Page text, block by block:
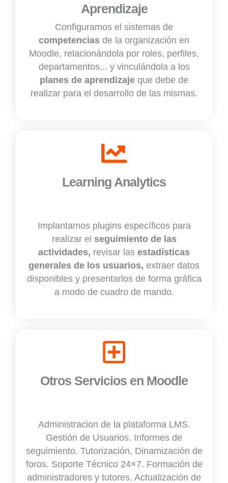
Aprendizaje
Configuramos el sistemas de
competencias de la organización en
Moodle, relacionándola por roles, perfiles,
departamentos,.. y vinculándola a los
planes de aprendizaje que debe de
realizar para el desarrollo de las mismas.
Learning Analytics
Implantamos plugins específicos para
realizar el seguimiento de las
actividades, revisar las estadísticas
generales de los usuarios, extraer datos
disponibles y presentarlos de forma gráfica
a modo de cuadro de mando.
Otros Servicios en Moodle
Administracion de la plataforma LMS.
Gestión de Usuarios. Informes de
seguimiento. Tutorización, Dinamización de
foros. Soporte Técnico 24×7. Formación de
administradores y tutores. Actualización de